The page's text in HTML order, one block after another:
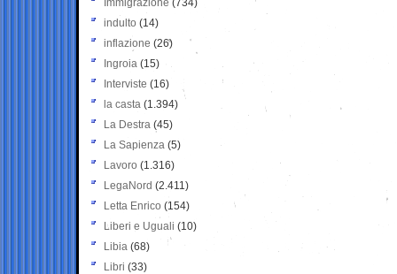
Immigrazione (734)
indulto (14)
inflazione (26)
Ingroia (15)
Interviste (16)
la casta (1.394)
La Destra (45)
La Sapienza (5)
Lavoro (1.316)
LegaNord (2.411)
Letta Enrico (154)
Liberi e Uguali (10)
Libia (68)
Libri (33)